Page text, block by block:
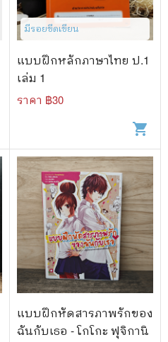
มีรอยขีดเขียน
แบบฝึกหลักภาษาไทย ป.1
เล่ม 1
ราคา ฿30
shopping_cart
แบบฝึกหัดสารภาพรักของ
ฉันกับเธอ - โกโกะ ฟุจิกานิ